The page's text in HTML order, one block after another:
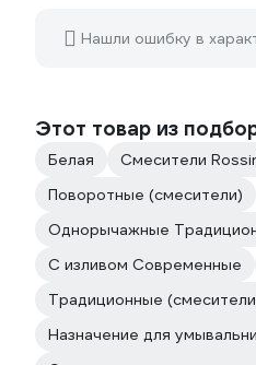
Нашли ошибку в
Этот товар из
Белая Смесители
Поворотные (смесители)
Однорычажные
С изливом Современные
Традиционные
Назначение для